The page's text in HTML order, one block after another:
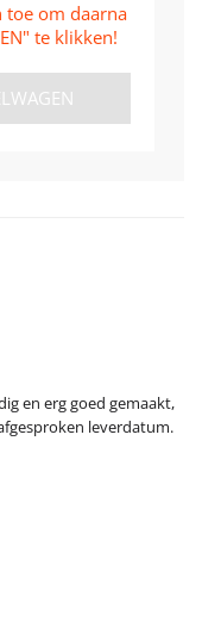
toe om daarna
te klikken!
en erg goed gemaakt,
leverdatum.